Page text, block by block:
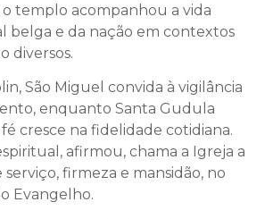
templo acompanhou a vida
belga e da nação em contextos
diversos.
São Miguel convida à vigilância
enquanto Santa Gudula
cresce na fidelidade cotidiana.
afirmou, chama a Igreja a
firmeza e mansidão, no
Evangelho.